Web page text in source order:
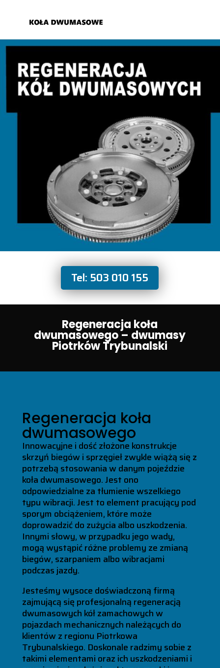
Tel: 503 010 155
Regeneracja koła
dwumasowego – dwumasy
Piotrków Trybunalski
Regeneracja koła
dwumasowego
Innowacyjne i dość złożone konstrukcje
skrzyń biegów i sprzęgieł zwykle wiążą się z
potrzebą stosowania w danym pojeździe
koła dwumasowego. Jest ono
odpowiedzialne za tłumienie wszelkiego
typu wibracji. Jest to element pracujący pod
sporym obciążeniem, które może
doprowadzić do zużycia albo uszkodzenia.
Innymi słowy, w przypadku jego wady,
mogą wystąpić różne problemy ze zmianą
biegów, szarpaniem albo wibracjami
podczas jazdy.
Jesteśmy wysoce doświadczoną firmą
zajmującą się profesjonalną regeneracją
dwumasowych kół zamachowych w
pojazdach mechanicznych należących do
klientów z regionu Piotrkowa
Trybunalskiego. Doskonale radzimy sobie z
takimi elementami oraz ich uszkodzeniami i